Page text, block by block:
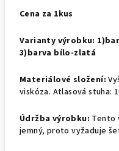
Cena za 1kus
Varianty výrobku:
3)barva bílo-zlatá
Materiálové složení:
viskóza. Atlasová stuha:
Údržba výrobku: Tento
jemný, proto vyžaduje